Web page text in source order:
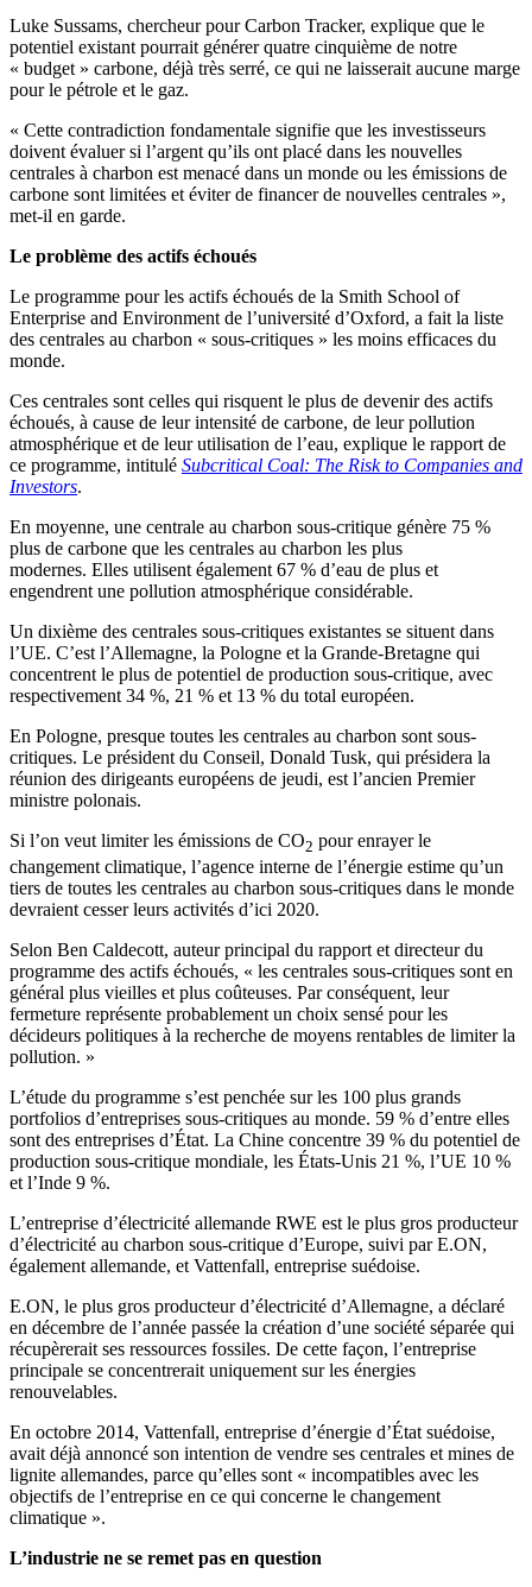
Luke Sussams, chercheur pour Carbon Tracker, explique que le
potentiel existant pourrait générer quatre cinquième de notre
« budget » carbone, déjà très serré, ce qui ne laisserait aucune marge
pour le pétrole et le gaz.
« Cette contradiction fondamentale signifie que les investisseurs
doivent évaluer si l’argent qu’ils ont placé dans les nouvelles
centrales à charbon est menacé dans un monde ou les émissions de
carbone sont limitées et éviter de financer de nouvelles centrales »,
met-il en garde.
Le problème des actifs échoués
Le programme pour les actifs échoués de la Smith School of
Enterprise and Environment de l’université d’Oxford, a fait la liste
des centrales au charbon « sous-critiques » les moins efficaces du
monde.
Ces centrales sont celles qui risquent le plus de devenir des actifs
échoués, à cause de leur intensité de carbone, de leur pollution
atmosphérique et de leur utilisation de l’eau, explique le rapport de
ce programme, intitulé Subcritical Coal: The Risk to Companies and
Investors.
En moyenne, une centrale au charbon sous-critique génère 75 %
plus de carbone que les centrales au charbon les plus
modernes. Elles utilisent également 67 % d’eau de plus et
engendrent une pollution atmosphérique considérable.
Un dixième des centrales sous-critiques existantes se situent dans
l’UE. C’est l’Allemagne, la Pologne et la Grande-Bretagne qui
concentrent le plus de potentiel de production sous-critique, avec
respectivement 34 %, 21 % et 13 % du total européen.
En Pologne, presque toutes les centrales au charbon sont sous-
critiques. Le président du Conseil, Donald Tusk, qui présidera la
réunion des dirigeants européens de jeudi, est l’ancien Premier
ministre polonais.
Si l’on veut limiter les émissions de CO2 pour enrayer le
changement climatique, l’agence interne de l’énergie estime qu’un
tiers de toutes les centrales au charbon sous-critiques dans le monde
devraient cesser leurs activités d’ici 2020.
Selon Ben Caldecott, auteur principal du rapport et directeur du
programme des actifs échoués, « les centrales sous-critiques sont en
général plus vieilles et plus coûteuses. Par conséquent, leur
fermeture représente probablement un choix sensé pour les
décideurs politiques à la recherche de moyens rentables de limiter la
pollution. »
L’étude du programme s’est penchée sur les 100 plus grands
portfolios d’entreprises sous-critiques au monde. 59 % d’entre elles
sont des entreprises d’État. La Chine concentre 39 % du potentiel de
production sous-critique mondiale, les États-Unis 21 %, l’UE 10 %
et l’Inde 9 %.
L’entreprise d’électricité allemande RWE est le plus gros producteur
d’électricité au charbon sous-critique d’Europe, suivi par E.ON,
également allemande, et Vattenfall, entreprise suédoise.
E.ON, le plus gros producteur d’électricité d’Allemagne, a déclaré
en décembre de l’année passée la création d’une société séparée qui
récupèrerait ses ressources fossiles. De cette façon, l’entreprise
principale se concentrerait uniquement sur les énergies
renouvelables.
En octobre 2014, Vattenfall, entreprise d’énergie d’État suédoise,
avait déjà annoncé son intention de vendre ses centrales et mines de
lignite allemandes, parce qu’elles sont « incompatibles avec les
objectifs de l’entreprise en ce qui concerne le changement
climatique ».
L’industrie ne se remet pas en question